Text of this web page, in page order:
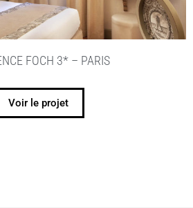
FOCH 3* – PARIS
Voir le projet